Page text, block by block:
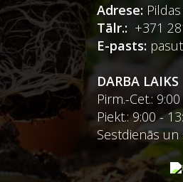
Adrese:
Tālr.: +371
E-pasts:
DARBA LAIKS
Pirm.-Cet.:
Piekt.: 9:00 -
Sestdienās un